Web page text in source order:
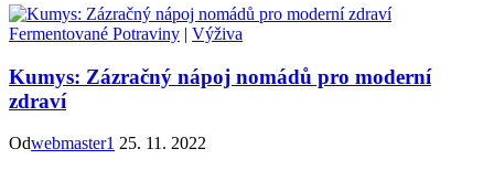
Fermentované Potraviny | Výživa
Kumys: Zázračný nápoj nomádů pro moderní
zdraví
Odwebmaster1 25. 11. 2022